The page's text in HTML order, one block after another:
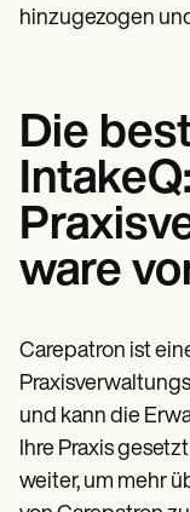
hinzugezogen
Die
ware
Carepatron ist
und kann die
Ihre Praxis
weiter, um mehr